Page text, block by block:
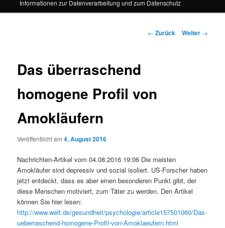
Informationen zur Datenverarbeitung und zum Datenschutz
Beitragsnavigation
← Zurück Weiter →
Das überraschend
homogene Profil von
Amokläufern
Veröffentlicht am4. August 2016
Nachrichten-Artikel vom 04.08.2016 19:06 Die meisten
Amokläufer sind depressiv und sozial isoliert. US-Forscher haben
jetzt entdeckt, dass es aber einen besonderen Punkt gibt, der
diese Menschen motiviert, zum Täter zu werden. Den Artikel
können Sie hier lesen:
http://www.welt.de/gesundheit/psychologie/article157501060/Das-
ueberraschend-homogene-Profil-von-Amoklaeufern.html